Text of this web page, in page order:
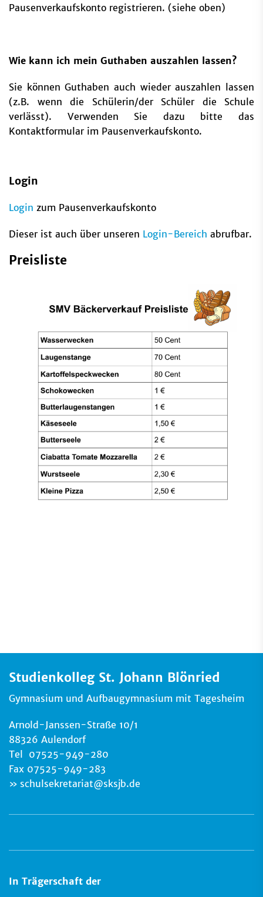
Pausenverkaufskonto registrieren. (siehe oben)
Wie kann ich mein Guthaben auszahlen lassen?
Sie können Guthaben auch wieder auszahlen lassen
(z.B. wenn die Schülerin/der Schüler die Schule
verlässt). Verwenden Sie dazu bitte das
Kontaktformular im Pausenverkaufskonto.
Login
Login zum Pausenverkaufskonto
Dieser ist auch über unseren Login-Bereich abrufbar.
Preisliste
Studienkolleg St. Johann Blönried
Gymnasium und Aufbaugymnasium mit Tagesheim
Arnold-Janssen-Straße 10/1
88326 Aulendorf
Tel 07525-949-280
Fax 07525-949-283
schulsekretariat@sksjb.de
In Trägerschaft der